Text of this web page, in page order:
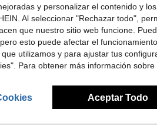
de $2.30 Ahorro
y personalizar el contenido y
Al seleccionar "Rechazar todo",
que nuestro sitio web funcione.
esto puede afectar el
utilizamos y para ajustar tus
Para obtener más información
Aceptar Todo